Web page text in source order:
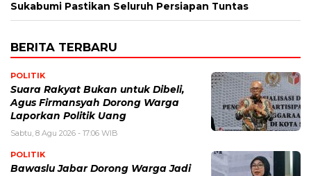
Sukabumi Pastikan Seluruh Persiapan Tuntas
BERITA TERBARU
POLITIK
Suara Rakyat Bukan untuk Dibeli,
Agus Firmansyah Dorong Warga
Laporkan Politik Uang
Sabtu, 8 Agu 2026 - 17:06 WIB
POLITIK
Bawaslu Jabar Dorong Warga Jadi